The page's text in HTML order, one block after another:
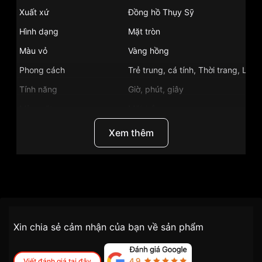
Xuất xứ
Đồng hồ Thụy Sỹ
Hình dạng
Mặt tròn
Màu vỏ
Vàng hồng
Phong cách
Trẻ trung, cá tính, Thời trang, Lộ
Tính năng
Giờ, phút, giây
Những sản phẩm tương tự
"Ogival OG1087-2AGR-
Xem thêm
Đồng hồ nam
tiện lợi –
nhanh chóng – minh bạch
Xin chia sẻ cảm nhận của bạn về sản phẩm